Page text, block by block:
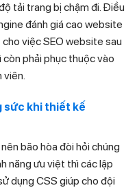
tải trang bị chậm đi. Điều
đánh giá cao website
việc SEO website sau
còn phải phục thuộc vào
viên.
sức khi thiết kế
bão hòa đòi hỏi chúng
năng ưu việt thì các lập
dụng CSS giúp cho đội